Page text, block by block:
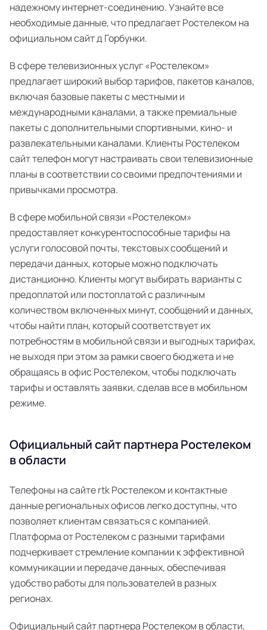
надежному интернет-соединению. Узнайте все
необходимые данные, что предлагает Ростелеком на
официальном сайт д Горбунки.
В сфере телевизионных услуг «Ростелеком»
предлагает широкий выбор тарифов, пакетов каналов,
включая базовые пакеты с местными и
международными каналами, а также премиальные
пакеты с дополнительными спортивными, кино- и
развлекательными каналами. Клиенты Ростелеком
сайт телефон могут настраивать свои телевизионные
планы в соответствии со своими предпочтениями и
привычками просмотра.
В сфере мобильной связи «Ростелеком»
предоставляет конкурентоспособные тарифы на
услуги голосовой почты, текстовых сообщений и
передачи данных, которые можно подключать
дистанционно. Клиенты могут выбирать варианты с
предоплатой или постоплатой с различным
количеством включенных минут, сообщений и данных,
чтобы найти план, который соответствует их
потребностям в мобильной связи и выгодных тарифах,
не выходя при этом за рамки своего бюджета и не
обращаясь в офис Ростелеком, чтобы подключать
тарифы и оставлять заявки, сделав все в мобильном
режиме.
Официальный сайт партнера Ростелеком
в области
Телефоны на сайте rtk Ростелеком и контактные
данные региональных офисов легко доступны, что
позволяет клиентам связаться с компанией.
Платформа от Ростелеком с разными тарифами
подчеркивает стремление компании к эффективной
коммуникации и передаче данных, обеспечивая
удобство работы для пользователей в разных
регионах.
Официальный сайт партнера Ростелеком в области,